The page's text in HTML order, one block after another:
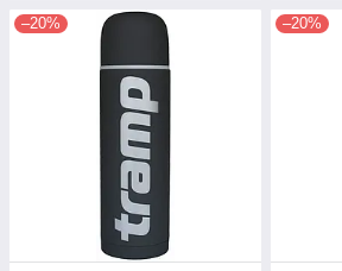
–20% –20%